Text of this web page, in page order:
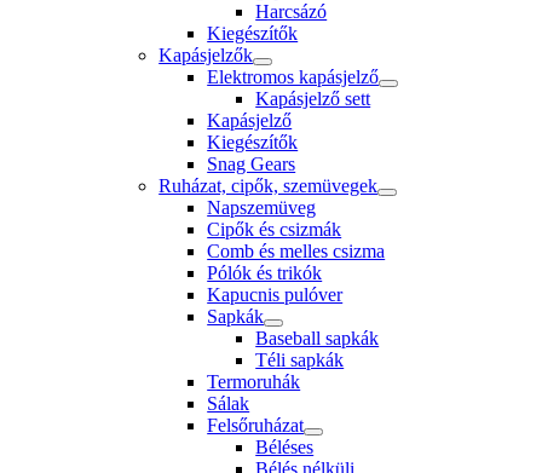
Harcsázó
Kiegészítők
Kapásjelzők
Elektromos kapásjelző
Kapásjelző sett
Kapásjelző
Kiegészítők
Snag Gears
Ruházat, cipők, szemüvegek
Napszemüveg
Cipők és csizmák
Comb és melles csizma
Pólók és trikók
Kapucnis pulóver
Sapkák
Baseball sapkák
Téli sapkák
Termoruhák
Sálak
Felsőruházat
Béléses
Bélés nélküli